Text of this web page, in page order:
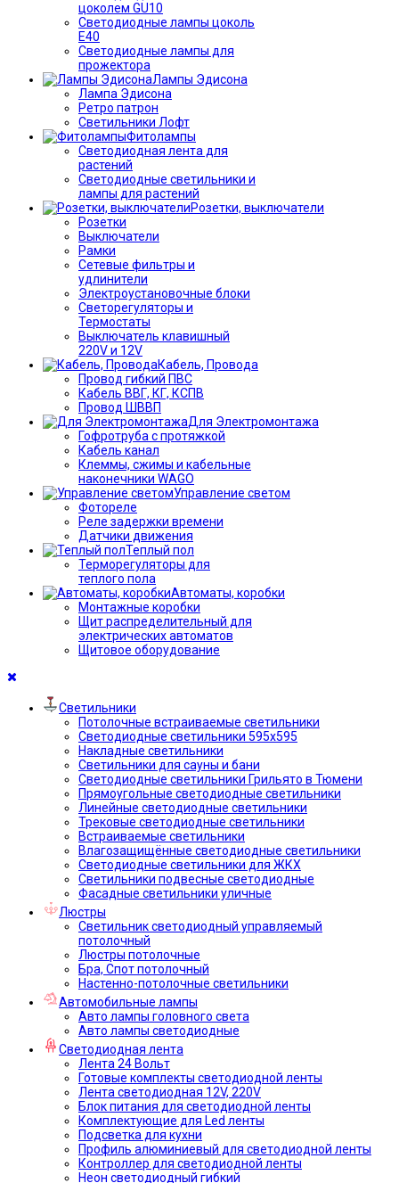
цоколем GU10
Светодиодные лампы цоколь
Е40
Светодиодные лампы для
прожектора
Лампы Эдисона
Лампа Эдисона
Ретро патрон
Светильники Лофт
Фитолампы
Светодиодная лента для
растений
Светодиодные светильники и
лампы для растений
Розетки, выключатели
Розетки
Выключатели
Рамки
Сетевые фильтры и
удлинители
Электроустановочные блоки
Светорегуляторы и
Термостаты
Выключатель клавишный
220V и 12V
Кабель, Провода
Провод гибкий ПВС
Кабель ВВГ, КГ, КСПВ
Провод ШВВП
Для Электромонтажа
Гофротруба с протяжкой
Кабель канал
Клеммы, сжимы и кабельные
наконечники WAGO
Управление светом
Фотореле
Реле задержки времени
Датчики движения
Теплый пол
Терморегуляторы для
теплого пола
Автоматы, коробки
Монтажные коробки
Щит распределительный для
электрических автоматов
Щитовое оборудование
Светильники
Потолочные встраиваемые светильники
Светодиодные светильники 595х595
Накладные светильники
Светильники для сауны и бани
Светодиодные светильники Грильято в Тюмени
Прямоугольные светодиодные светильники
Линейные светодиодные светильники
Трековые светодиодные светильники
Встраиваемые светильники
Влагозащищённые светодиодные светильники
Светодиодные светильники для ЖКХ
Светильники подвесные светодиодные
Фасадные светильники уличные
Люстры
Светильник светодиодный управляемый
потолочный
Люстры потолочные
Бра, Спот потолочный
Настенно-потолочные светильники
Автомобильные лампы
Авто лампы головного света
Авто лампы светодиодные
Светодиодная лента
Лента 24 Вольт
Готовые комплекты светодиодной ленты
Лента светодиодная 12V, 220V
Блок питания для светодиодной ленты
Комплектующие для Led ленты
Подсветка для кухни
Профиль алюминиевый для светодиодной ленты
Контроллер для светодиодной ленты
Неон светодиодный гибкий